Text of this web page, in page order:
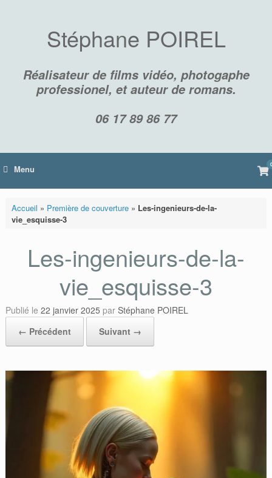
Stéphane POIREL
Réalisateur de films vidéo, photogaphe
professionel, et auteur de romans.
06 17 89 86 77
Menu 0
Accueil » Première de couverture» Les-ingenieurs-de-la-
vie_esquisse-3
Les-ingenieurs-de-la-
vie_esquisse-3
Publié le 22 janvier 2025 par Stéphane POIREL
← Précédent
Suivant →